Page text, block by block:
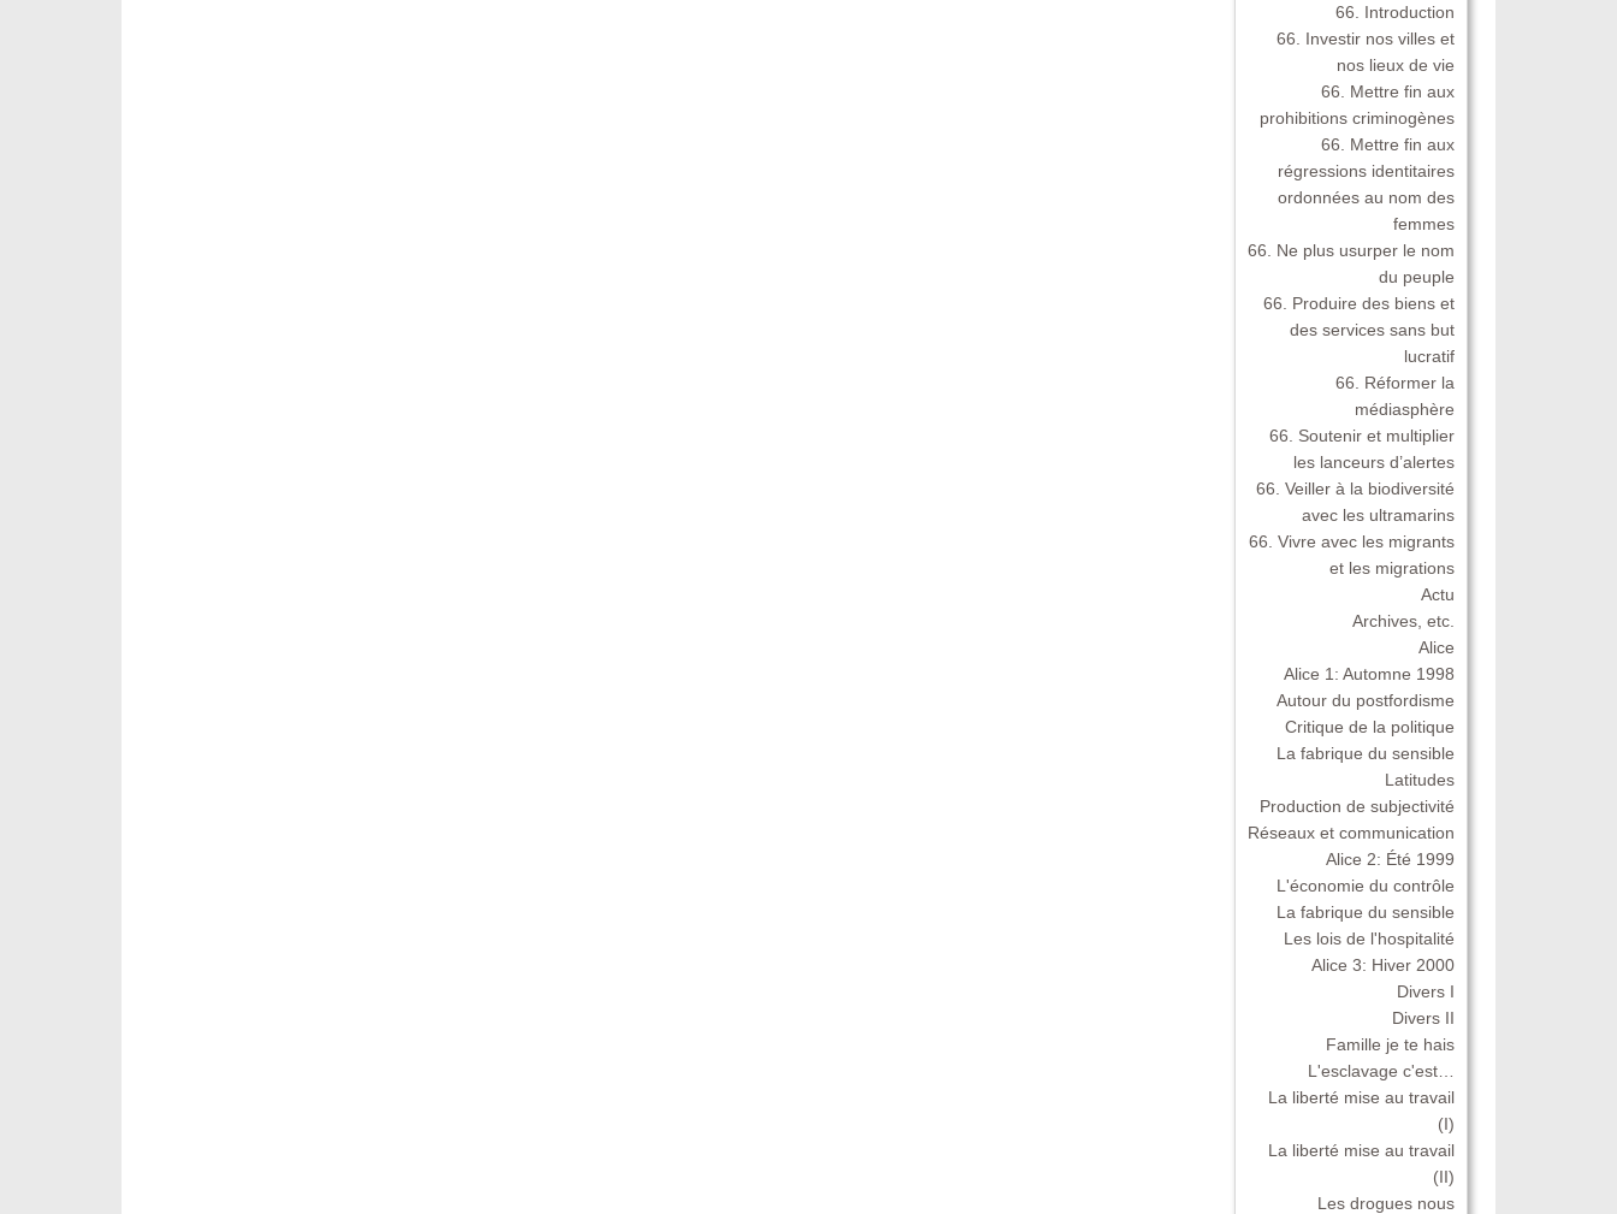
66. Introduction
66. Investir nos villes et
nos lieux de vie
66. Mettre fin aux
prohibitions criminogènes
66. Mettre fin aux
régressions identitaires
ordonnées au nom des
femmes
66. Ne plus usurper le nom
du peuple
66. Produire des biens et
des services sans but
lucratif
66. Réformer la
médiasphère
66. Soutenir et multiplier
les lanceurs d’alertes
66. Veiller à la biodiversité
avec les ultramarins
66. Vivre avec les migrants
et les migrations
Actu
Archives, etc.
Alice
Alice 1: Automne 1998
Autour du postfordisme
Critique de la politique
La fabrique du sensible
Latitudes
Production de subjectivité
Réseaux et communication
Alice 2: Été 1999
L'économie du contrôle
La fabrique du sensible
Les lois de l'hospitalité
Alice 3: Hiver 2000
Divers I
Divers II
Famille je te hais
L'esclavage c'est…
La liberté mise au travail
(I)
La liberté mise au travail
(II)
Les drogues nous